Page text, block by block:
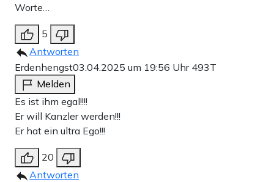
Worte…
5
Antworten
Erdenhengst03.04.2025 um 19:56 Uhr 493T
Melden
Es ist ihm egal!!!!
Er will Kanzler werden!!!
Er hat ein ultra Ego!!!
20
Antworten